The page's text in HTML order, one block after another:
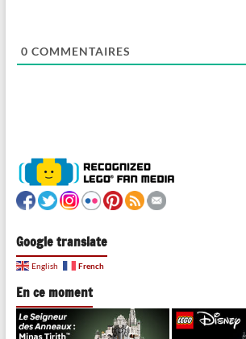
0 COMMENTAIRES
Google translate
English French
En ce moment